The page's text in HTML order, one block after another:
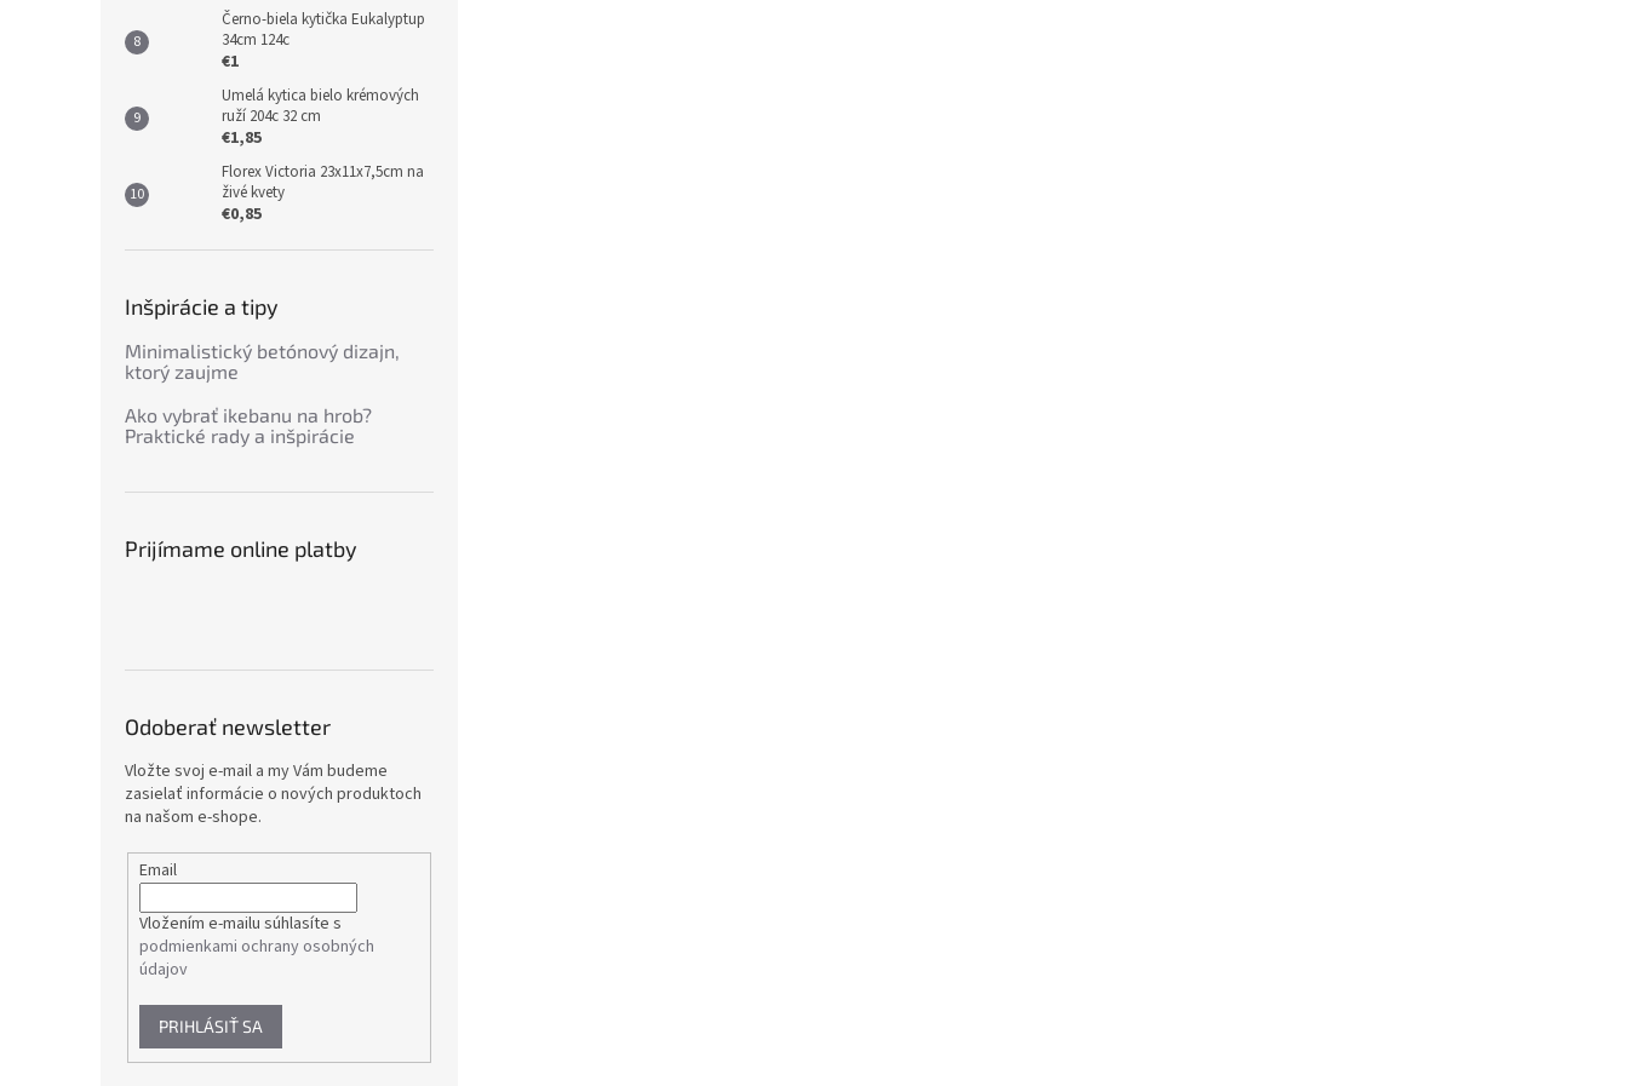
Černo-biela kytička Eukalyptup
34cm 124c
€1
Umelá kytica bielo krémových
ruží 204c 32 cm
€1,85
Florex Victoria 23x11x7,5cm na
živé kvety
€0,85
Inšpirácie a tipy
Minimalistický betónový dizajn,
ktorý zaujme
Ako vybrať ikebanu na hrob?
Praktické rady a inšpirácie
Prijímame online platby
Odoberať newsletter
Vložte svoj e-mail a my Vám budeme
zasielať informácie o nových produktoch
na našom e-shope.
Email
Vložením e-mailu súhlasíte s
podmienkami ochrany osobných
údajov
PRIHLÁSIŤ SA